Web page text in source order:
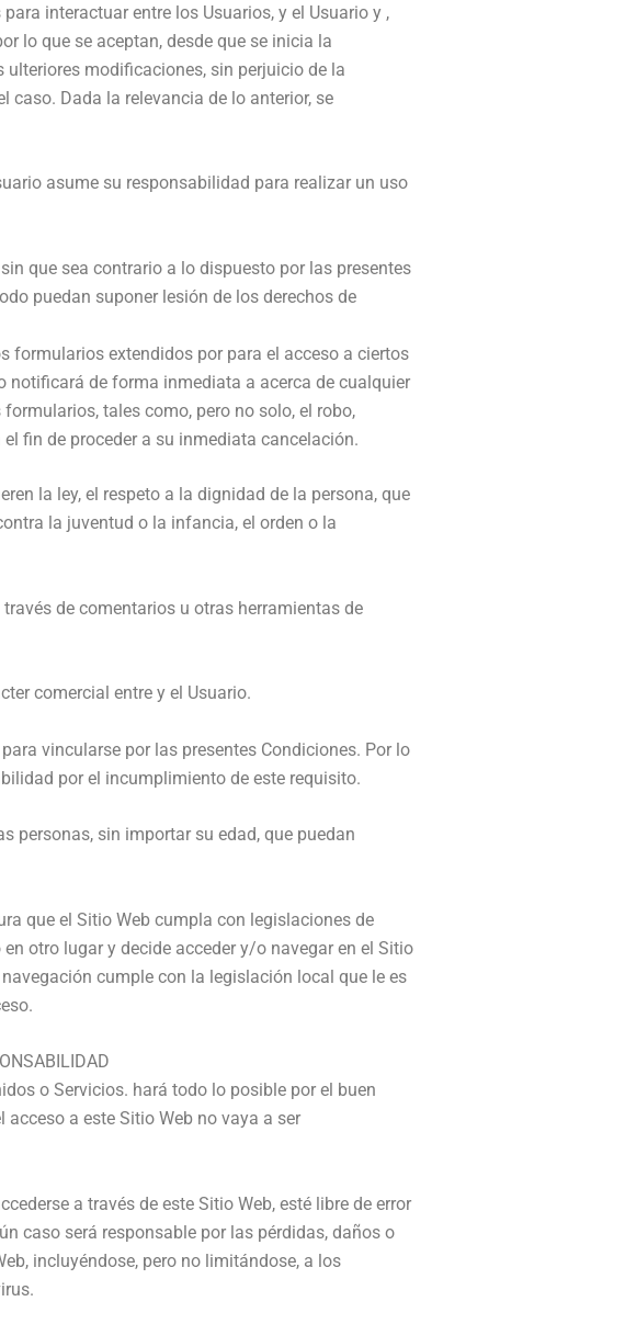
interactuar entre los Usuarios, y el Usuario y ,
lo que se aceptan, desde que se inicia la
modificaciones, sin perjuicio de la
Dada la relevancia de lo anterior, se
asume su responsabilidad para realizar un uso
que sea contrario a lo dispuesto por las presentes
puedan suponer lesión de los derechos de
formularios extendidos por para el acceso a ciertos
notificará de forma inmediata a acerca de cualquier
tales como, pero no solo, el robo,
fin de proceder a su inmediata cancelación.
la ley, el respeto a la dignidad de la persona, que
la juventud o la infancia, el orden o la
de comentarios u otras herramientas de
comercial entre y el Usuario.
vincularse por las presentes Condiciones. Por lo
por el incumplimiento de este requisito.
personas, sin importar su edad, que puedan
que el Sitio Web cumpla con legislaciones de
otro lugar y decide acceder y/o navegar en el Sitio
cumple con la legislación local que le es
o Servicios. hará todo lo posible por el buen
a este Sitio Web no vaya a ser
a través de este Sitio Web, esté libre de error
caso será responsable por las pérdidas, daños o
incluyéndose, pero no limitándose, a los